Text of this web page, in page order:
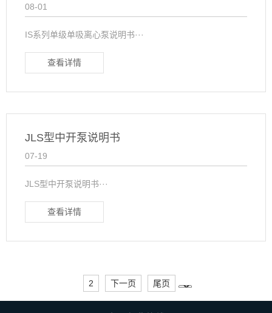
08-01
IS系列单级单吸离心泵说明书···
查看详情
JLS型中开泵说明书
07-19
JLS型中开泵说明书···
查看详情
2 下一页 尾页